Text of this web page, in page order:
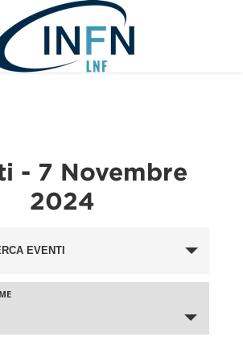
- 7 Novembre
2024
EVENTI